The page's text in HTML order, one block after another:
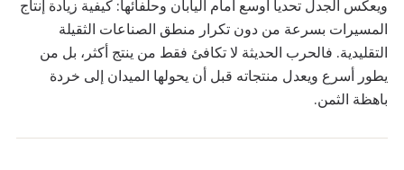
ويعكس الجدل تحدياً أوسع أمام اليابان وحلفائها: كيفية زيادة إنتاج
المسيرات بسرعة من دون تكرار منطق الصناعات الثقيلة
التقليدية. فالحرب الحديثة لا تكافئ فقط من ينتج أكثر، بل من
يطور أسرع ويعدل منتجاته قبل أن يحولها الميدان إلى خردة
باهظة الثمن.